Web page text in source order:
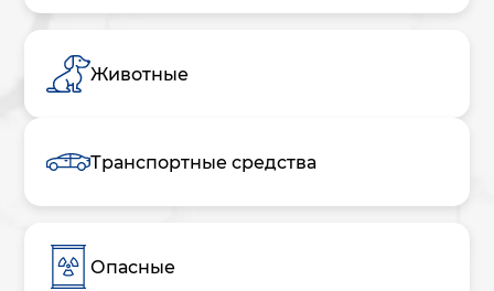
Животные
Транспортные средства
Опасные